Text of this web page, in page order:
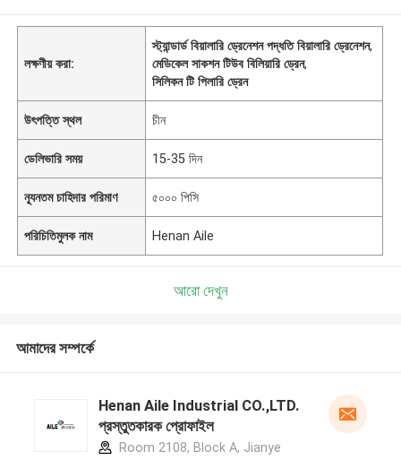
লক্ষণীয় করা:
স্ট্যান্ডার্ড বিয়ালারি ড্রেনেশন পদ্ধতি বিয়ালারি ড্রেনেশন,
মেডিকেল সাকশন টিউব বিলিয়ারি ড্রেন,
সিলিকন টি পিলারি ড্রেন
উৎপত্তি স্থল চীন
ডেলিভারি সময় 15-35 দিন
ন্যূনতম চাহিদার পরিমাণ ৫০০০ পিসি
পরিচিতিমুলক নাম Henan Aile
আরো দেখুন
আমাদের সম্পর্কে
Henan Aile Industrial CO.,LTD.
প্রস্তুতকারক প্রোফাইল
Room 2108, Block A, Jianye